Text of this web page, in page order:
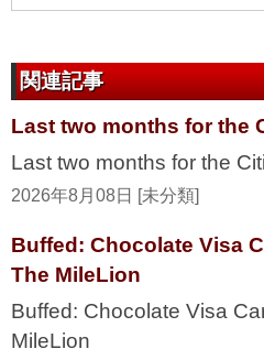
関連記事
Last two months for the
Last two months for the
2026年8月08日 [未分類]
Buffed: Chocolate Visa
The MileLion
Buffed: Chocolate Visa
MileLion